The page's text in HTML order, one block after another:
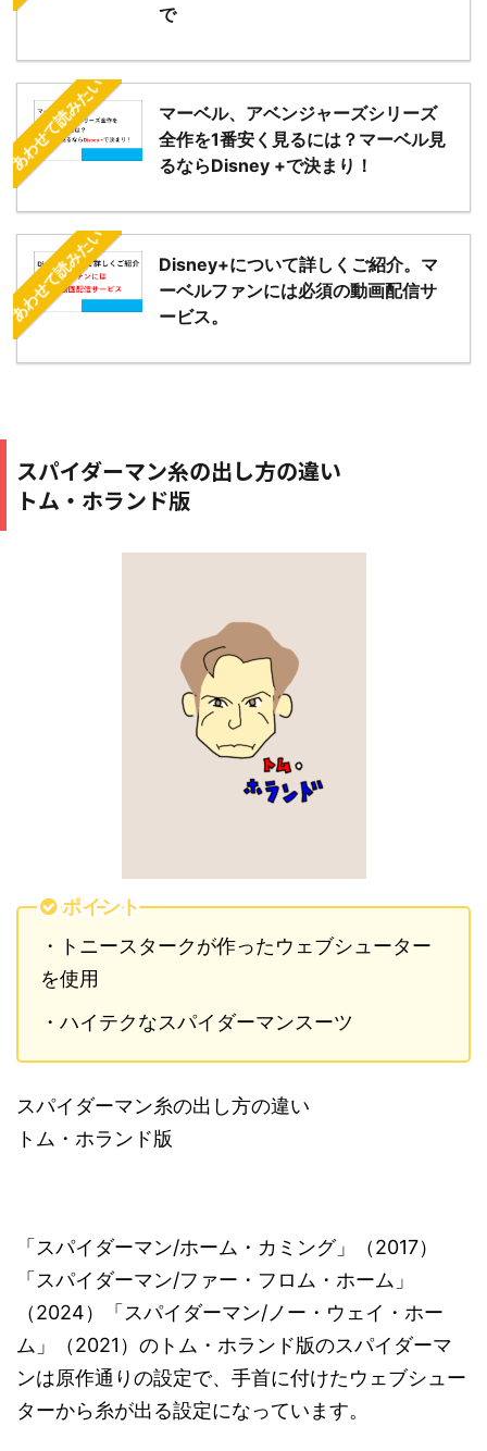
で
あわせて読みたい
マーベル、アベンジャーズシリーズ
全作を1番安く見るには？マーベル見
るならDisney +で決まり！
あわせて読みたい
Disney+について詳しくご紹介。マ
ーベルファンには必須の動画配信サ
ービス。
スパイダーマン糸の出し方の違い
トム・ホランド版
ポイント
・トニースタークが作ったウェブシューター
を使用
・ハイテクなスパイダーマンスーツ
スパイダーマン糸の出し方の違い
トム・ホランド版
「スパイダーマン/ホーム・カミング」（2017）
「スパイダーマン/ファー・フロム・ホーム」
（2024）「スパイダーマン/ノー・ウェイ・ホー
ム」（2021）のトム・ホランド版のスパイダーマ
ンは原作通りの設定で、手首に付けたウェブシュー
ターから糸が出る設定になっています。